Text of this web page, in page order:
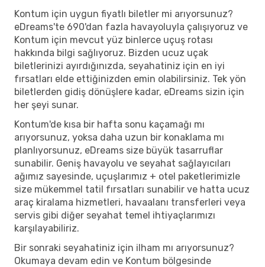
Kontum için uygun fiyatlı biletler mi arıyorsunuz?
eDreams'te 690'dan fazla havayoluyla çalışıyoruz ve
Kontum için mevcut yüz binlerce uçuş rotası
hakkında bilgi sağlıyoruz. Bizden ucuz uçak
biletlerinizi ayırdığınızda, seyahatiniz için en iyi
fırsatları elde ettiğinizden emin olabilirsiniz. Tek yön
biletlerden gidiş dönüşlere kadar, eDreams sizin için
her şeyi sunar.
Kontum'de kısa bir hafta sonu kaçamağı mı
arıyorsunuz, yoksa daha uzun bir konaklama mı
planlıyorsunuz, eDreams size büyük tasarruflar
sunabilir. Geniş havayolu ve seyahat sağlayıcıları
ağımız sayesinde, uçuşlarımız + otel paketlerimizle
size mükemmel tatil fırsatları sunabilir ve hatta ucuz
araç kiralama hizmetleri, havaalanı transferleri veya
servis gibi diğer seyahat temel ihtiyaçlarımızı
karşılayabiliriz.
Bir sonraki seyahatiniz için ilham mı arıyorsunuz?
Okumaya devam edin ve Kontum bölgesinde